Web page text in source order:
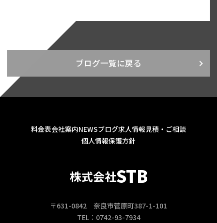
ブログ一覧に戻る
株式会社STB
〒631-0842 奈良市菅原町387-1-101
TEL：0742-93-7934
料金表会社案内NEWSブログ求人情報見積・ご相談
個人情報保護方針